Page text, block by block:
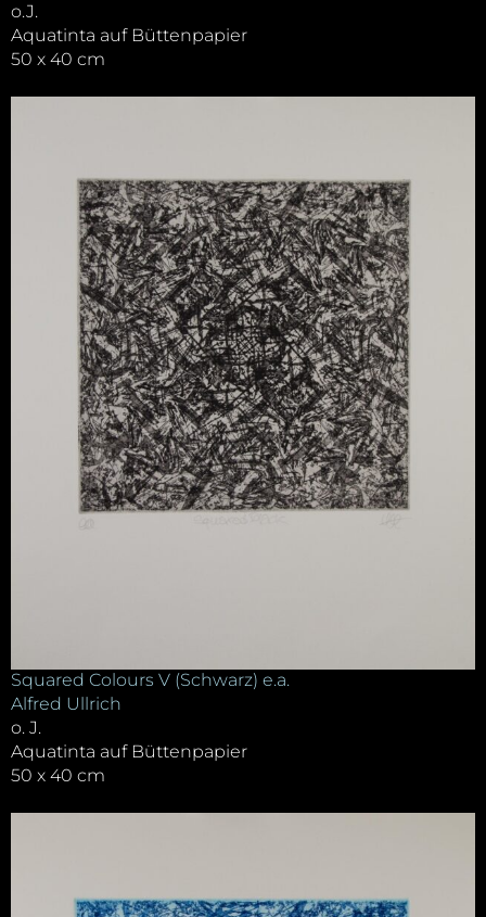
o.J.
Aquatinta auf Büttenpapier
50 x 40 cm
Squared Colours V (Schwarz) e.a.
Alfred Ullrich
o. J.
Aquatinta auf Büttenpapier
50 x 40 cm